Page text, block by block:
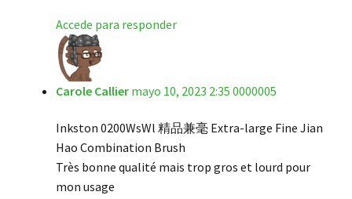
Accede para responder
Carole Callier mayo 10, 2023 2:35 0000005
Inkston 0200WsWl 精品兼毫 Extra-large Fine Jian
Hao Combination Brush
Très bonne qualité mais trop gros et lourd pour
mon usage